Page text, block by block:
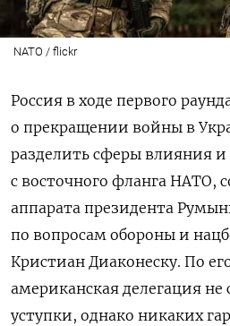
NATO / flickr
Россия в ходе первого
о прекращении войны в
разделить сферы влияния и
с восточного фланга НАТО,
аппарата президента
по вопросам обороны и
Кристиан Диаконеску. По
американская делегация не
уступки, однако никаких